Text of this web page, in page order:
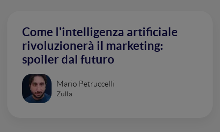
Come l'intelligenza artificiale
rivoluzionerà il marketing:
spoiler dal futuro
Mario Petruccelli
Zulla